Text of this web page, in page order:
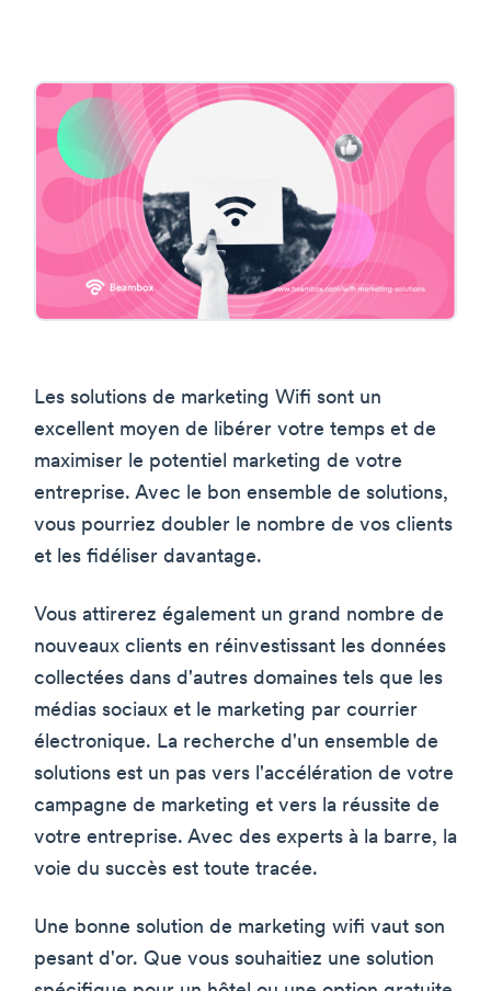
Les solutions de marketing Wifi sont un
excellent moyen de libérer votre temps et de
maximiser le potentiel marketing de votre
entreprise. Avec le bon ensemble de solutions,
vous pourriez doubler le nombre de vos clients
et les fidéliser davantage.
Vous attirerez également un grand nombre de
nouveaux clients en réinvestissant les données
collectées dans d'autres domaines tels que les
médias sociaux et le marketing par courrier
électronique. La recherche d'un ensemble de
solutions est un pas vers l'accélération de votre
campagne de marketing et vers la réussite de
votre entreprise. Avec des experts à la barre, la
voie du succès est toute tracée.
Une bonne solution de marketing wifi vaut son
pesant d'or. Que vous souhaitiez une solution